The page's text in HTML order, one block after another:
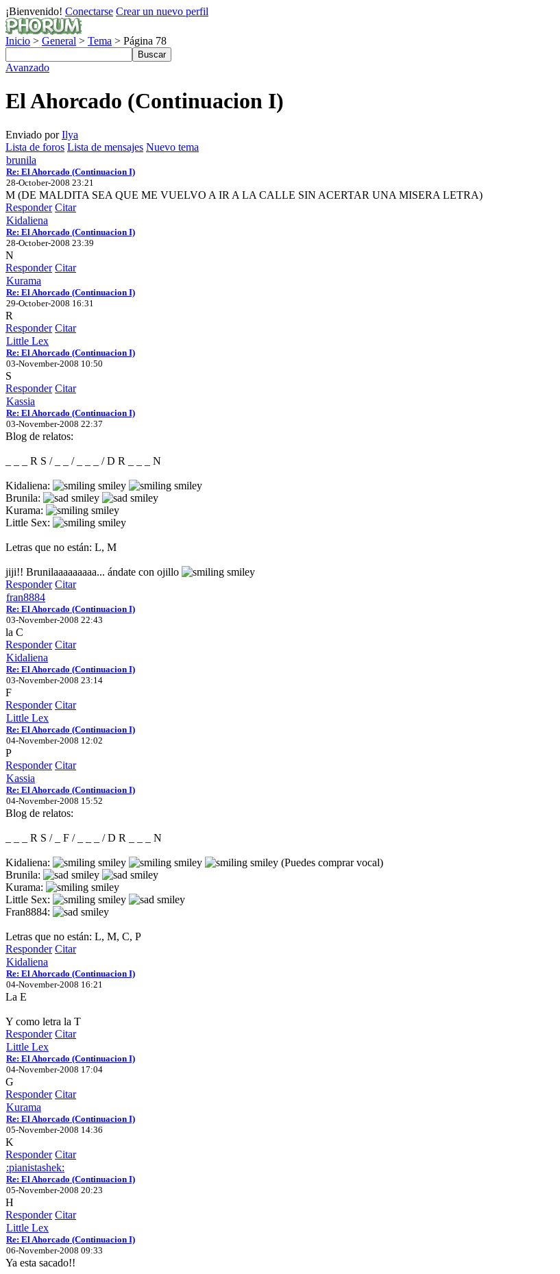
¡Bienvenido! Conectarse Crear un nuevo perfil
Inicio > General > Tema > Página 78
Avanzado
El Ahorcado (Continuacion I)
Enviado porIlya
Lista de foros Lista de mensajes Nuevo tema
brunila
Re: El Ahorcado (Continuacion I)
28-October-2008 23:21
M (DE MALDITA SEA QUE ME VUELVO A IR A LA CALLE SIN ACERTAR UNA MISERA LETRA)
Responder Citar
Kidaliena
Re: El Ahorcado (Continuacion I)
28-October-2008 23:39
N
Responder Citar
Kurama
Re: El Ahorcado (Continuacion I)
29-October-2008 16:31
R
Responder Citar
Little Lex
Re: El Ahorcado (Continuacion I)
03-November-2008 10:50
S
Responder Citar
Kassia
Re: El Ahorcado (Continuacion I)
03-November-2008 22:37
Blog de relatos:
_ _ _ R S / _ _ / _ _ _ / D R _ _ _ N
Kidaliena:
Brunila:
Kurama:
Little Sex:
Letras que no están: L, M
jiji!! Brunilaaaaaaaaa... ándate con ojillo
Responder Citar
fran8884
Re: El Ahorcado (Continuacion I)
03-November-2008 22:43
la C
Responder Citar
Kidaliena
Re: El Ahorcado (Continuacion I)
03-November-2008 23:14
F
Responder Citar
Little Lex
Re: El Ahorcado (Continuacion I)
04-November-2008 12:02
P
Responder Citar
Kassia
Re: El Ahorcado (Continuacion I)
04-November-2008 15:52
Blog de relatos:
_ _ _ R S / _ F / _ _ _ / D R _ _ _ N
Kidaliena:
(Puedes comprar vocal)
Brunila:
Kurama:
Little Sex:
Fran8884:
Letras que no están: L, M, C, P
Responder Citar
Kidaliena
Re: El Ahorcado (Continuacion I)
04-November-2008 16:21
La E
Y como letra la T
Responder Citar
Little Lex
Re: El Ahorcado (Continuacion I)
04-November-2008 17:04
G
Responder Citar
Kurama
Re: El Ahorcado (Continuacion I)
05-November-2008 14:36
K
Responder Citar
:pianistashek:
Re: El Ahorcado (Continuacion I)
05-November-2008 20:23
H
Responder Citar
Little Lex
Re: El Ahorcado (Continuacion I)
06-November-2008 09:33
Ya esta sacado!!